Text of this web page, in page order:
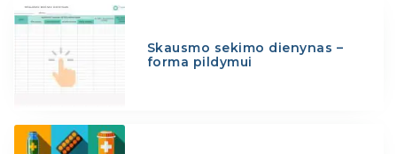
Skausmo sekimo dienynas –
forma pildymui